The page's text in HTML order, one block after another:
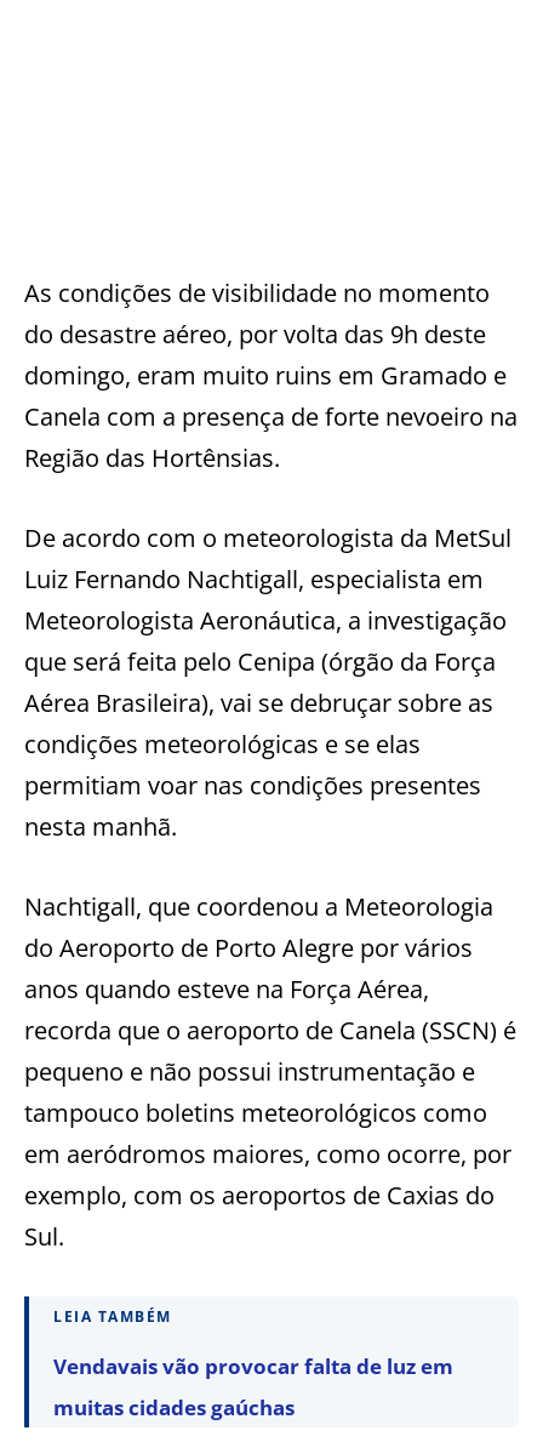
As condições de visibilidade no momento
do desastre aéreo, por volta das 9h deste
domingo, eram muito ruins em Gramado e
Canela com a presença de forte nevoeiro na
Região das Hortênsias.
De acordo com o meteorologista da MetSul
Luiz Fernando Nachtigall, especialista em
Meteorologista Aeronáutica, a investigação
que será feita pelo Cenipa (órgão da Força
Aérea Brasileira), vai se debruçar sobre as
condições meteorológicas e se elas
permitiam voar nas condições presentes
nesta manhã.
Nachtigall, que coordenou a Meteorologia
do Aeroporto de Porto Alegre por vários
anos quando esteve na Força Aérea,
recorda que o aeroporto de Canela (SSCN) é
pequeno e não possui instrumentação e
tampouco boletins meteorológicos como
em aeródromos maiores, como ocorre, por
exemplo, com os aeroportos de Caxias do
Sul.
LEIA TAMBÉM
Vendavais vão provocar falta de luz em
muitas cidades gaúchas